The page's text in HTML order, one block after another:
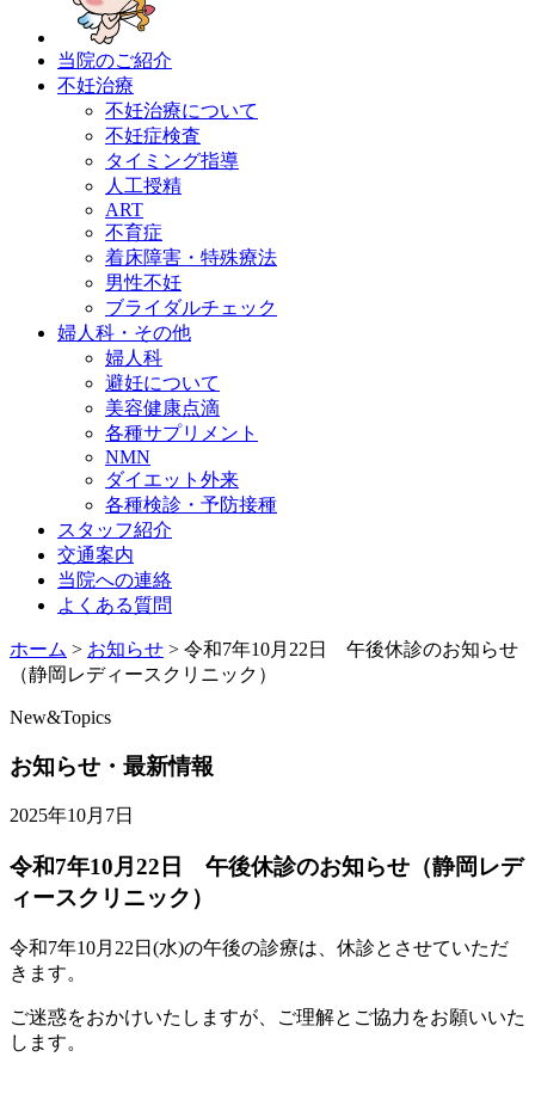
当院のご紹介
不妊治療
不妊治療について
不妊症検査
タイミング指導
人工授精
ART
不育症
着床障害・特殊療法
男性不妊
ブライダルチェック
婦人科・その他
婦人科
避妊について
美容健康点滴
各種サプリメント
NMN
ダイエット外来
各種検診・予防接種
スタッフ紹介
交通案内
当院への連絡
よくある質問
ホーム > お知らせ > 令和7年10月22日 午後休診のお知らせ
（静岡レディースクリニック）
New&Topics
お知らせ・最新情報
2025年10月7日
令和7年10月22日 午後休診のお知らせ（静岡レデ
ィースクリニック）
令和7年10月22日(水)の午後の診療は、休診とさせていただ
きます。
ご迷惑をおかけいたしますが、ご理解とご協力をお願いいた
します。